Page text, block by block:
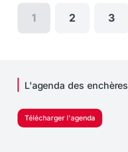
1 2 3
L'agenda des enchères
Télécharger l'agenda